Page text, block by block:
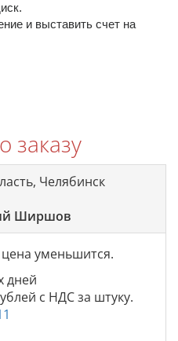
и выставить счет на
заказу
Челябинск
Ширшов
уменьшится.
дней
с НДС за штуку.